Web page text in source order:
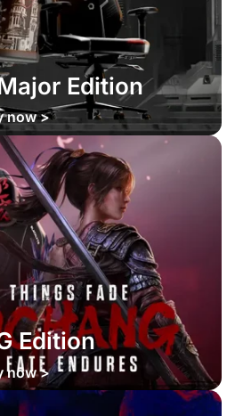
Edition
now >
Edition
now >